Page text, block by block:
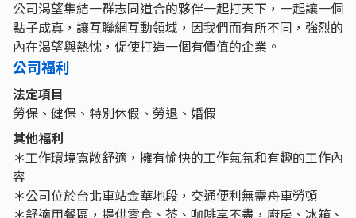
公司渴望集結一群志同道合的夥伴一起打天下，一起讓一個
點子成真，讓互聯網互動領域，因我們而有所不同，強烈的
內在渴望與熱忱，促使打造一個有價值的企業。
公司福利
法定項目
勞保、健保、特別休假、勞退、婚假
其他福利
＊工作環境寬敞舒適，擁有愉快的工作氣氛和有趣的工作內
容
＊公司位於台北車站金華地段，交通便利無需舟車勞頓
＊舒適用餐區，提供零食、茶、咖啡享不盡，廚房、冰箱、